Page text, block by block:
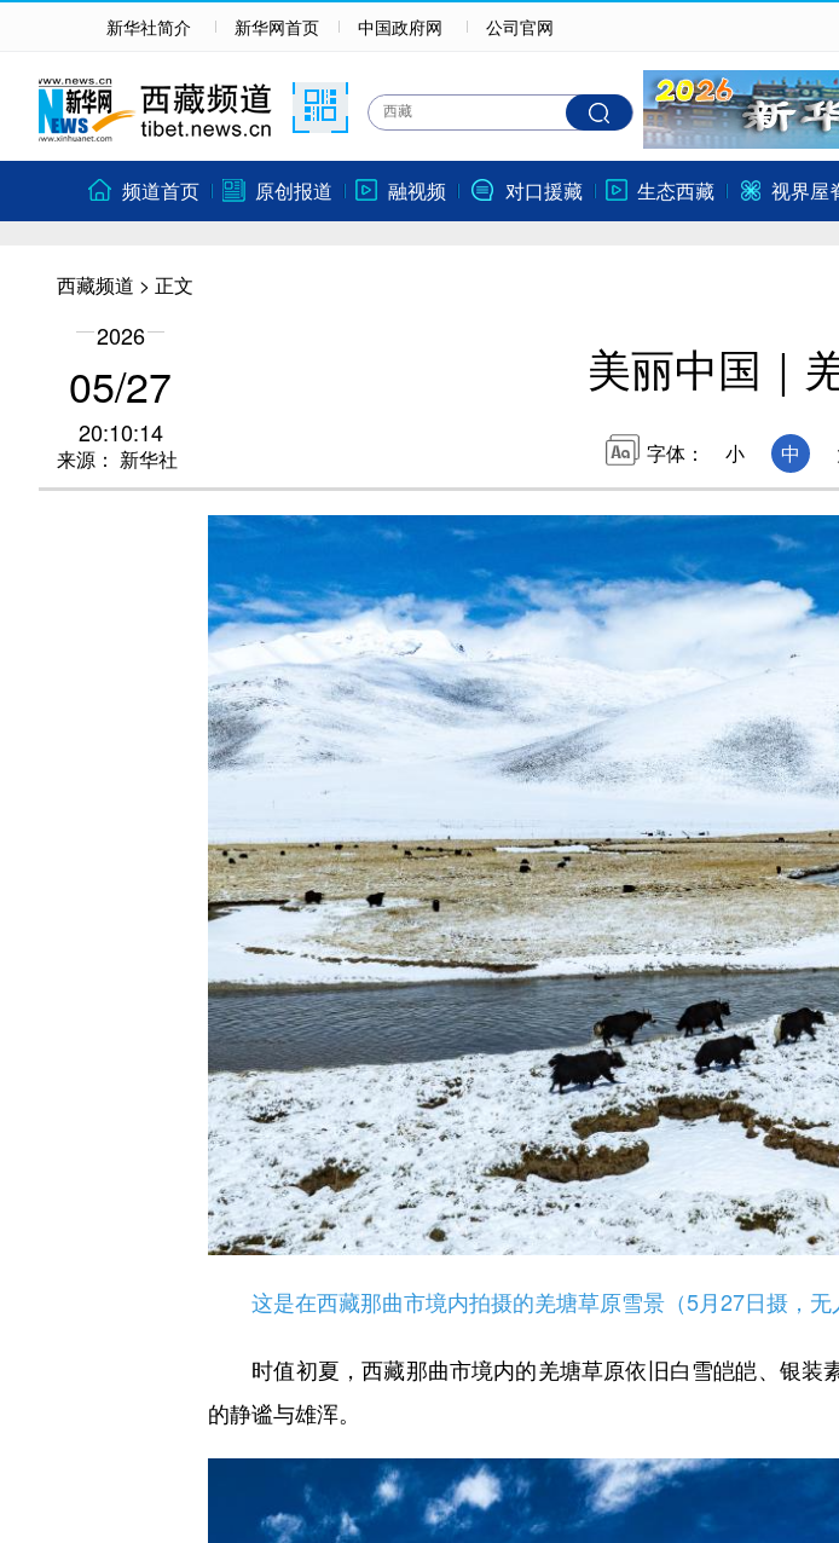
新华社简介 新华网首页 中国政府网 公司官网
频道首页 原创报道 融视频 对口援藏 生态西藏 视界屋
西藏频道 > 正文
2026
05/27
20:10:14
来源： 新华社
美丽中国｜
字体： 小 中
这是在西藏那曲市境内拍摄的羌塘草原雪景（5月27日摄，无
时值初夏，西藏那曲市境内的羌塘草原依旧白雪皑皑、银装
的静谧与雄浑。